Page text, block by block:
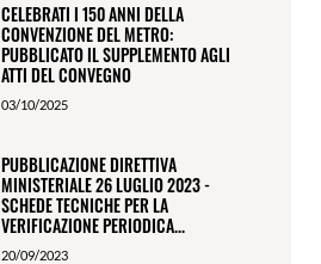
CELEBRATI I 150 ANNI DELLA
CONVENZIONE DEL METRO:
PUBBLICATO IL SUPPLEMENTO AGLI
ATTI DEL CONVEGNO
03/10/2025
PUBBLICAZIONE DIRETTIVA
MINISTERIALE 26 LUGLIO 2023 -
SCHEDE TECNICHE PER LA
VERIFICAZIONE PERIODICA...
20/09/2023